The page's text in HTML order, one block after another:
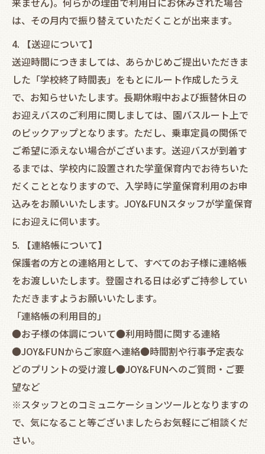
は、その月内で振り替えていただくことが出来ます。
4. 【送迎について】
送迎時間につきましては、あらかじめご提出いただきま
した「学校終了時間表」をもとにルート作成したうえ
で、お知らせいたします。長期休暇中および振替休日の
お迎えバスのご利用に関しましては、園バスルート上で
のピックアップとなります。ただし、乗車定員の関係で
ご希望に添えない場合がございます。送迎バスが到着す
るまでは、学校内に設置された学童保育内でお待ちいた
だくこととなりますので、入学時に学童保育利用のお申
込みをお願いいたします。JOY&FUNスタッフが学童保育
にお迎えに伺います。
5. 【連絡帳について】
保護者の方との連絡用として、すべてのお子様に連絡帳
をお渡しいたします。登園される日は必ずご持参してい
ただきますようお願いいたします。
「連絡帳の利用目的」
●お子様の体調について●利用時間に関する連絡
●JOY&FUNからご家庭へ連絡●時間割や行事予定表な
どのプリントの受け渡し●JOY&FUNへのご質問・ご要
望など
※スタッフとのコミュニケーションツールとなりますの
で、気になること等ございましたらお気軽にご相談くだ
さい。